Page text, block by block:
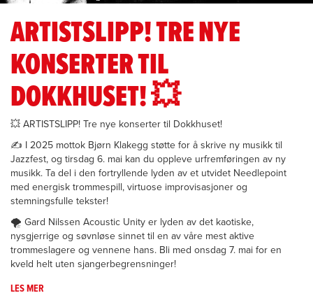
ARTISTSLIPP! TRE NYE
KONSERTER TIL
DOKKHUSET! 💥
💥 ARTISTSLIPP! Tre nye konserter til Dokkhuset!
✍️ I 2025 mottok Bjørn Klakegg støtte for å skrive ny musikk til
Jazzfest, og tirsdag 6. mai kan du oppleve urfremføringen av ny
musikk. Ta del i den fortryllende lyden av et utvidet Needlepoint
med energisk trommespill, virtuose improvisasjoner og
stemningsfulle tekster!
🌪️ Gard Nilssen Acoustic Unity er lyden av det kaotiske,
nysgjerrige og søvnløse sinnet til en av våre mest aktive
trommeslagere og vennene hans. Bli med onsdag 7. mai for en
kveld helt uten sjangerbegrensninger!
LES MER